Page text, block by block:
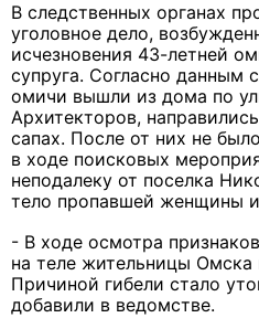
В следственных органах
уголовное дело,
исчезновения 43-летней
супруга. Согласно данным
омичи вышли из дома по
Архитекторов,
сапах. После от них не
в ходе поисковых
неподалеку от поселка
тело пропавшей женщины
- В ходе осмотра
на теле жительницы Омска
Причиной гибели стало
добавили в ведомстве.